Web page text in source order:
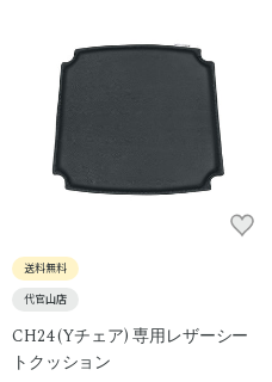
送料無料
代官山店
CH24 (Yチェア) 専用レザーシー
トクッション